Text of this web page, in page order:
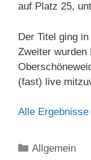
auf Platz 25,
Der Titel ging
Zweiter wurden
(fast) live
Alle Ergebnisse
Kategorien
Allgemein